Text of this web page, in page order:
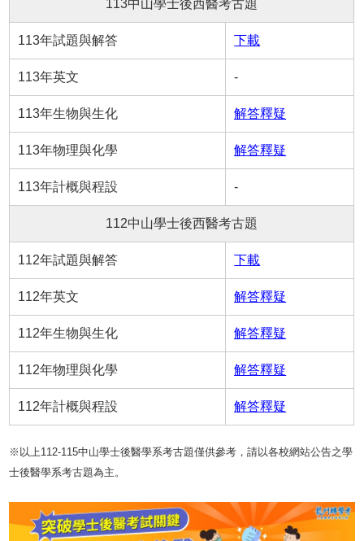
113中山學士後西醫考古題
113年試題與解答 下載
113年英文 -
113年生物與生化 解答釋疑
113年物理與化學 解答釋疑
113年計概與程設 -
112中山學士後西醫考古題
112年試題與解答 下載
112年英文 解答釋疑
112年生物與生化 解答釋疑
112年物理與化學 解答釋疑
112年計概與程設 解答釋疑
※以上112-115中山學士後醫學系考古題僅供參考，請以各校網站公告之學
士後醫學系考古題為主。